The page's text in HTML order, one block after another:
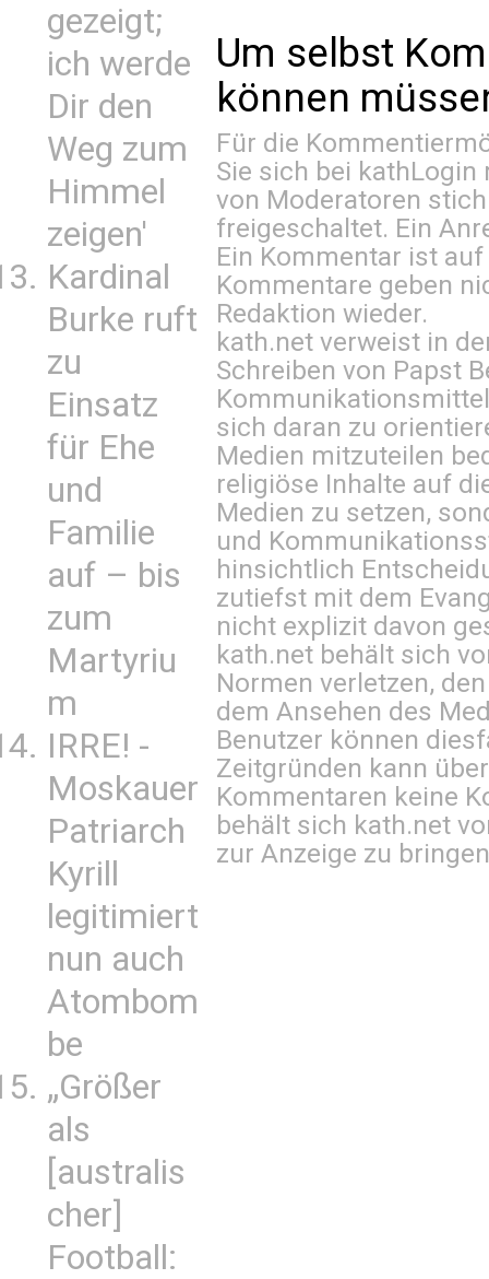
gezeigt;
ich werde
Dir den
Weg zum
Himmel
zeigen'
Kardinal
Burke ruft
zu
Einsatz
für Ehe
und
Familie
auf – bis
zum
Martyriu
m
IRRE! -
Moskauer
Patriarch
Kyrill
legitimiert
nun auch
Atombom
be
„Größer
als
[australis
cher]
Football:
Um selbst
können
Für die
Sie sich bei kathLogin
von Moderatoren
freigeschaltet. Ein
Ein Kommentar ist
Kommentare geben
Redaktion wieder.
kath.net verweist in
Schreiben von Papst
sich daran zu
Medien mitzuteilen
religiöse Inhalte auf
Medien zu setzen,
und
hinsichtlich
zutiefst mit dem
nicht explizit davon
kath.net behält sich
Normen verletzen,
dem Ansehen des
Benutzer können
Zeitgründen kann
Kommentaren keine
behält sich kath.net
zur Anzeige zu